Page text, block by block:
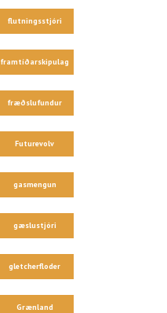
flutningsstjóri
framtíðarskipulag
fræðslufundur
Futurevolv
gasmengun
gæslustjóri
gletcherfloder
Grænland